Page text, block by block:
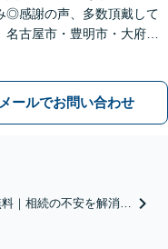
◎感謝の声、多数頂戴して
名古屋市・豊明市・大府
。理想とする解決を目指し
・夜間面談OK】
メールでお問い合わせ
料｜相続の不安を解消◎